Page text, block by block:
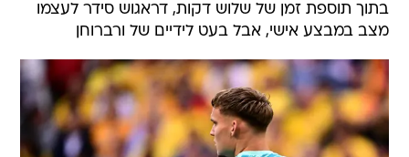
בתוך תוספת זמן של שלוש דקות, דראגוש סידר לעצמו
מצב במבצע אישי, אבל בעט לידיים של ורברוחן